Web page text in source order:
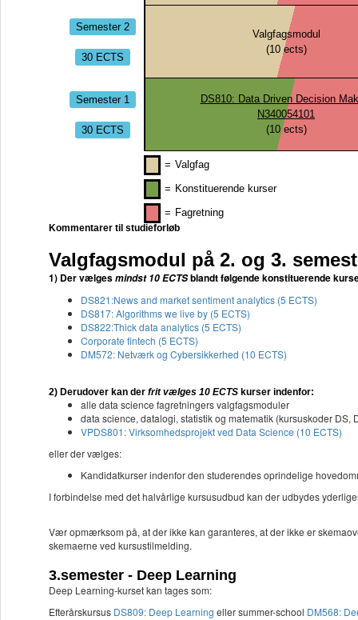
Semester 2
30 ECTS
Valgfagsmodul
(10ects)
Semester 1
30 ECTS
DS810: Data Driven Decision
N340054101
(10ects)
= Valgfag
= Konstituerende kurser
= Fagretning
Kommentarer til studieforløb
Valgfagsmodul på 2. og 3.
1) Der vælgesmindst 10 ECTSblandt følgende konstituerende
DS821:News and market sentiment analytics (5 ECTS)
DS817: Algorithms we live by (5 ECTS)
DS822:Thick data analytics (5 ECTS)
Corporate fintech (5 ECTS)
DM572: Netværk og Cybersikkerhed (10 ECTS)
2) Derudover kan der frit vælges 10 ECTS kurser indenfor:
alle data science fagretningers valgfagsmoduler
data science, datalogi, statistik og matematik (kursuskoder DS,
VPDS801: Virksomhedsprojekt ved Data Science (10 ECTS)
eller der vælges:
Kandidatkurser indenfor den studerendes oprindelige
I forbindelse med det halvårlige kursusudbud kan der udbydes
Vær opmærksom på, at der ikke kan garanteres, at der ikke er
skemaerne ved kursustilmelding.
3.semester - Deep Learning
Deep Learning-kurset kan tages som:
Efterårskursus DS809: Deep Learning eller summer-school DM568: